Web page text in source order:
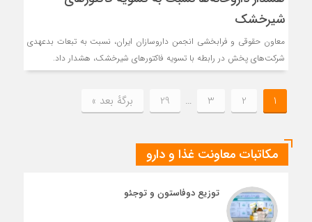
شیرخشک
معاون حقوقی و فرابخشی انجمن داروسازان ایران، نسبت به تبعات بدعهدی
شرکت‌های پخش در رابطه با تسویه فاکتورهای شیرخشک، هشدار داد.
1
2
3
…
29 برگهٔ بعد »
مکاتبات معاونت غذا و دارو
توزیع دوفاستون و توجئو